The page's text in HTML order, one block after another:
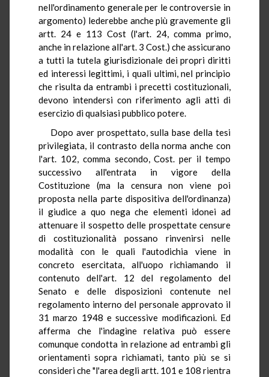
nell'ordinamento generale per le controversie in
argomento) lederebbe anche più gravemente gli
artt. 24 e 113 Cost (l'art. 24, comma primo,
anche in relazione all'art. 3 Cost.) che assicurano
a tutti la tutela giurisdizionale dei propri diritti
ed interessi legittimi, i quali ultimi, nel principio
che risulta da entrambi i precetti costituzionali,
devono intendersi con riferimento agli atti di
esercizio di qualsiasi pubblico potere.
Dopo aver prospettato, sulla base della tesi
privilegiata, il contrasto della norma anche con
l'art. 102, comma secondo, Cost. per il tempo
successivo all'entrata in vigore della
Costituzione (ma la censura non viene poi
proposta nella parte dispositiva dell'ordinanza)
il giudice a quo nega che elementi idonei ad
attenuare il sospetto delle prospettate censure
di costituzionalità possano rinvenirsi nelle
modalità con le quali l'autodichia viene in
concreto esercitata, all'uopo richiamando il
contenuto dell'art. 12 del regolamento del
Senato e delle disposizioni contenute nel
regolamento interno del personale approvato il
31 marzo 1948 e successive modificazioni. Ed
afferma che l'indagine relativa può essere
comunque condotta in relazione ad entrambi gli
orientamenti sopra richiamati, tanto più se si
consideri che "l'area degli artt. 101 e 108 rientra